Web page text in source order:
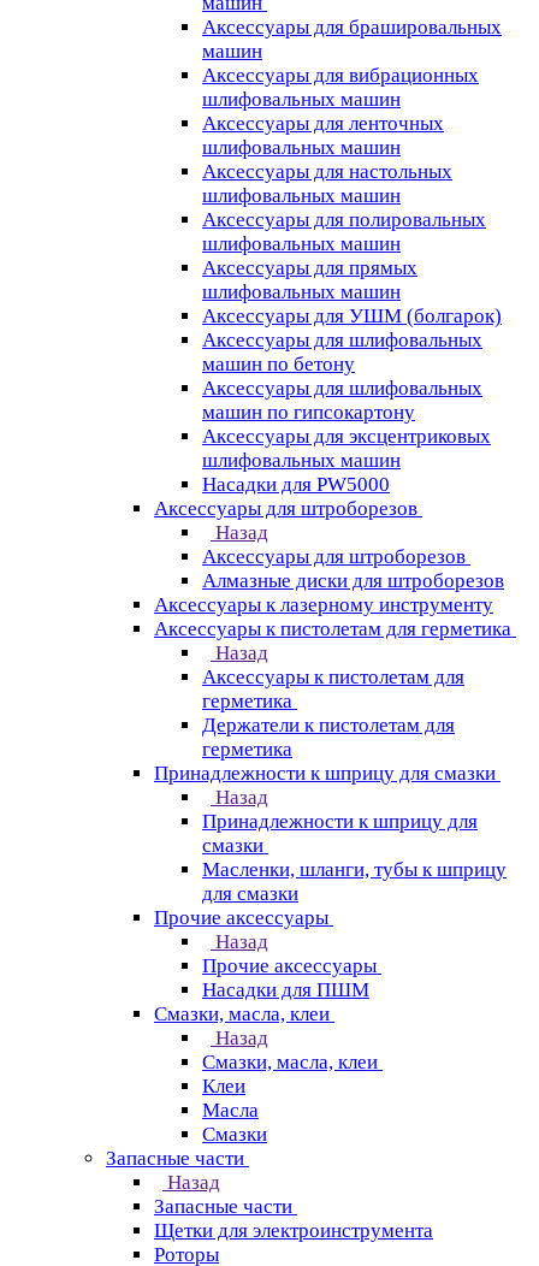
Аксессуары для брашировальных
машин
Аксессуары для вибрационных
шлифовальных машин
Аксессуары для ленточных
шлифовальных машин
Аксессуары для настольных
шлифовальных машин
Аксессуары для полировальных
шлифовальных машин
Аксессуары для прямых
шлифовальных машин
Аксессуары для УШМ (болгарок)
Аксессуары для шлифовальных
машин по бетону
Аксессуары для шлифовальных
машин по гипсокартону
Аксессуары для эксцентриковых
шлифовальных машин
Насадки для PW5000
Аксессуары для штроборезов
Назад
Аксессуары для штроборезов
Алмазные диски для штроборезов
Аксессуары к лазерному инструменту
Аксессуары к пистолетам для герметика
Назад
Аксессуары к пистолетам для
герметика
Держатели к пистолетам для
герметика
Принадлежности к шприцу для смазки
Назад
Принадлежности к шприцу для
смазки
Масленки, шланги, тубы к шприцу
для смазки
Прочие аксессуары
Назад
Прочие аксессуары
Насадки для ПШМ
Смазки, масла, клеи
Назад
Смазки, масла, клеи
Клеи
Масла
Смазки
Запасные части
Назад
Запасные части
Щетки для электроинструмента
Роторы